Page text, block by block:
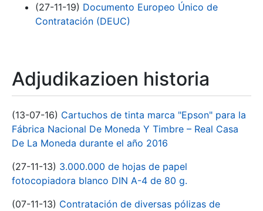
(27-11-19) Documento Europeo Único de
Contratación (DEUC)
Adjudikazioen historia
(13-07-16) Cartuchos de tinta marca "Epson" para la
Fábrica Nacional De Moneda Y Timbre – Real Casa
De La Moneda durante el año 2016
(27-11-13) 3.000.000 de hojas de papel
fotocopiadora blanco DIN A-4 de 80 g.
(07-11-13) Contratación de diversas pólizas de